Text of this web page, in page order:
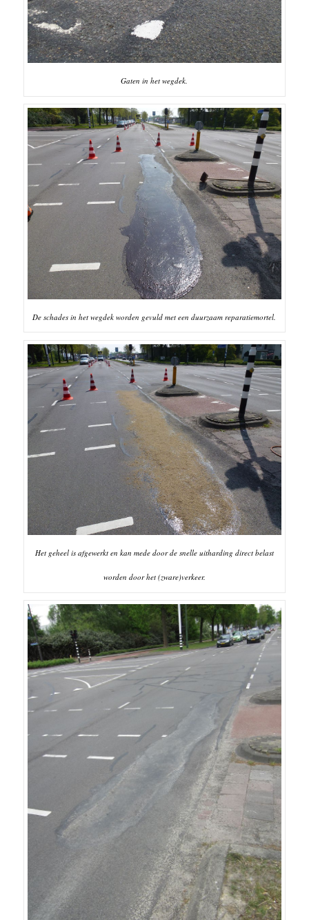
Gaten in het wegdek.
De schades in het wegdek worden gevuld met een duurzaam reparatiemortel.
Het geheel is afgewerkt en kan mede door de snelle uitharding direct belast
worden door het (zware)verkeer.